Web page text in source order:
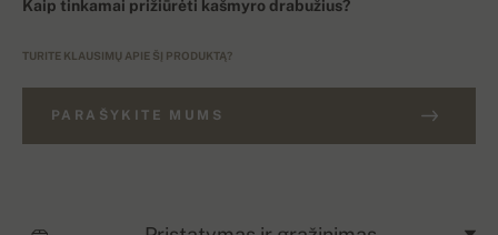
Kaip tinkamai prižiūrėti kašmyro drabužius?
TURITE KLAUSIMŲ APIE ŠĮ PRODUKTĄ?
PARAŠYKITE MUMS